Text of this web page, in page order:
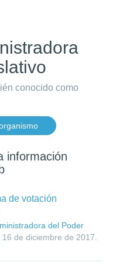
conocido como
información
de votación
del Poder
16 de diciembre de 2017